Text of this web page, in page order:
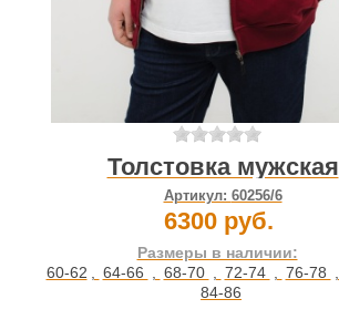
Толстовка мужская
Артикул: 60256/6
6300 руб.
Размеры в наличии:
60-62 , 64-66 , 68-70 , 72-74 , 76-78 ,
84-86